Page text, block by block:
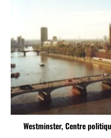
Westminster, Centre